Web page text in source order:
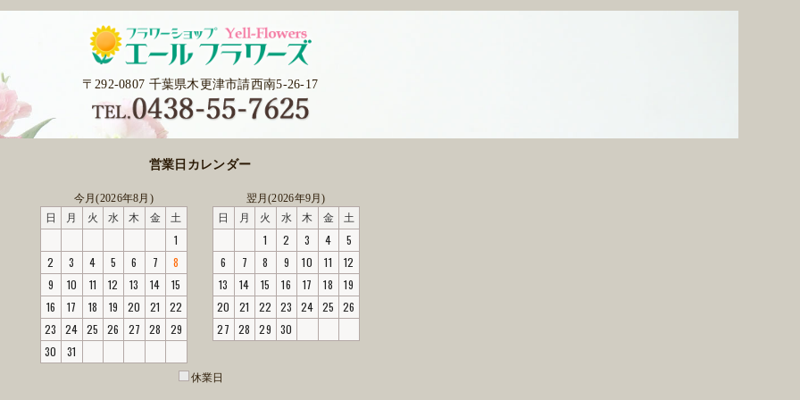
〒292-0807 千葉県木更津市請西南5-26-17
営業日カレンダー
今月(2026年8月)
日
月 火 水 木 金 土
1
2
3 4 5 6 7
8
9
10 11 12 13 14
15
16
17 18 19 20 21
22
23
24 25 26 27 28
29
30
31
翌月(2026年9月)
日
月 火 水 木 金 土
1 2 3 4
5
6
7 8 9 10 11
12
13
14 15 16 17 18
19
20
21 22 23 24 25
26
27
28 29 30
休業日